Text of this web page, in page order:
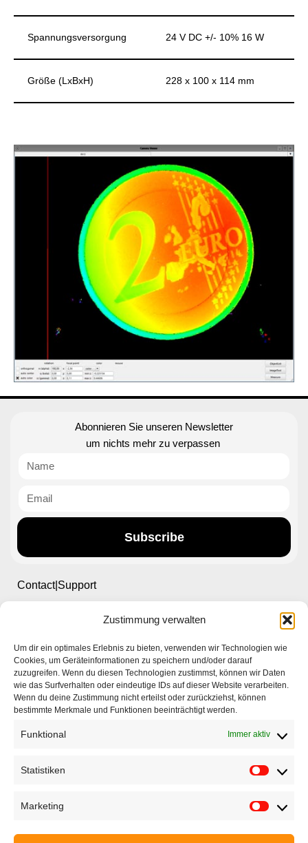
Zustimmung verwalten
Um dir ein optimales Erlebnis zu bieten, verwenden wir Technologien wie
Cookies, um Geräteinformationen zu speichern und/oder darauf
zuzugreifen. Wenn du diesen Technologien zustimmst, können wir Daten
wie das Surfverhalten oder eindeutige IDs auf dieser Website verarbeiten.
Wenn du deine Zustimmung nicht erteilst oder zurückziehst, können
bestimmte Merkmale und Funktionen beeinträchtigt werden.
Funktional Immer aktiv
Statistiken
Marketing
Spannungsversorgung 24 V DC +/- 10% 16 W
Größe (LxBxH) 228 x 100 x 114 mm
Abonnieren Sie unseren Newsletter
um nichts mehr zu verpassen
Subscribe
Contact|Support
Ettlinger Straße 59, 76137 Karlsruhe, Germany
+49 721 668004230
Startseite
Anwendungen
EyeCademy